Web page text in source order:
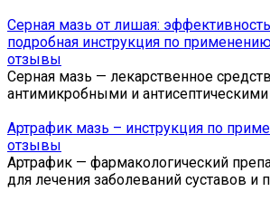
Серная мазь от лишая:
подробная инструкция по
отзывы
Серная мазь — лекарственное
антимикробными и
Артрафик мазь – инструкция по
отзывы
Артрафик — фармакологический
для лечения заболеваний суставов и